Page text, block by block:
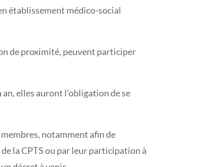
établissement médico-social
de proximité, peuvent participer
elles auront l’obligation de se
notamment afin de
la CPTS ou par leur participation à